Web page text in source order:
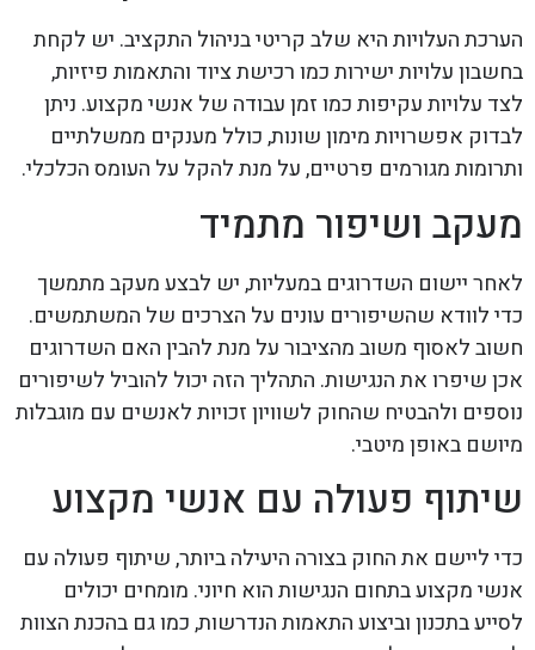
הערכת העלויות היא שלב קריטי בניהול התקציב. יש לקחת
בחשבון עלויות ישירות כמו רכישת ציוד והתאמות פיזיות,
לצד עלויות עקיפות כמו זמן עבודה של אנשי מקצוע. ניתן
לבדוק אפשרויות מימון שונות, כולל מענקים ממשלתיים
ותרומות מגורמים פרטיים, על מנת להקל על העומס הכלכלי.
מעקב ושיפור מתמיד
לאחר יישום השדרוגים במעליות, יש לבצע מעקב מתמשך
כדי לוודא שהשיפורים עונים על הצרכים של המשתמשים.
חשוב לאסוף משוב מהציבור על מנת להבין האם השדרוגים
אכן שיפרו את הנגישות. התהליך הזה יכול להוביל לשיפורים
נוספים ולהבטיח שהחוק לשוויון זכויות לאנשים עם מוגבלות
מיושם באופן מיטבי.
שיתוף פעולה עם אנשי מקצוע
כדי ליישם את החוק בצורה היעילה ביותר, שיתוף פעולה עם
אנשי מקצוע בתחום הנגישות הוא חיוני. מומחים יכולים
לסייע בתכנון וביצוע התאמות הנדרשות, כמו גם בהכנת הצוות